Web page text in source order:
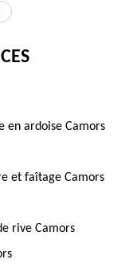
en ardoise Camors
et faîtage Camors
rive Camors